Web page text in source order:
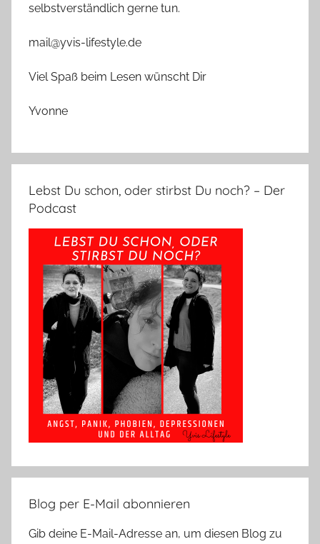
selbstverständlich gerne tun.
mail@yvis-lifestyle.de
Viel Spaß beim Lesen wünscht Dir
Yvonne
Lebst Du schon, oder stirbst Du noch? – Der
Podcast
Blog per E-Mail abonnieren
Gib deine E-Mail-Adresse an, um diesen Blog zu